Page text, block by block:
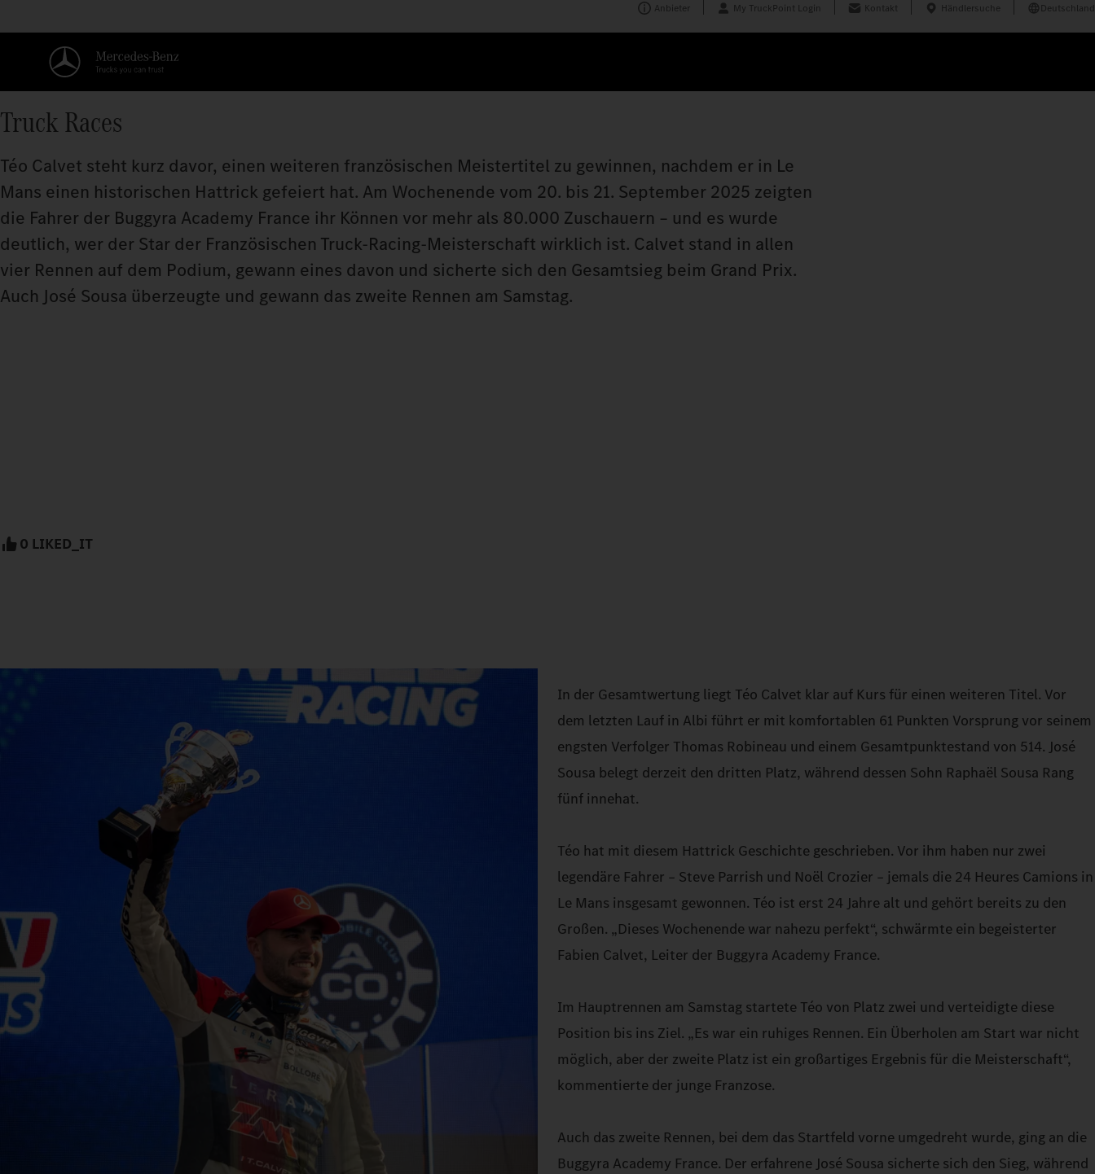
Anbieter My TruckPoint Login Kontakt Händlersuche Deutschland
Truck Races
Téo Calvet steht kurz davor, einen weiteren französischen Meistertitel zu gewinnen, nachdem er in Le
Mans einen historischen Hattrick gefeiert hat. Am Wochenende vom 20. bis 21. September 2025 zeigten
die Fahrer der Buggyra Academy France ihr Können vor mehr als 80.000 Zuschauern – und es wurde
deutlich, wer der Star der Französischen Truck-Racing-Meisterschaft wirklich ist. Calvet stand in allen
vier Rennen auf dem Podium, gewann eines davon und sicherte sich den Gesamtsieg beim Grand Prix.
Auch José Sousa überzeugte und gewann das zweite Rennen am Samstag.
0 LIKED_IT
In der Gesamtwertung liegt Téo Calvet klar auf Kurs für einen weiteren Titel. Vor
dem letzten Lauf in Albi führt er mit komfortablen 61 Punkten Vorsprung vor seinem
engsten Verfolger Thomas Robineau und einem Gesamtpunktestand von 514. José
Sousa belegt derzeit den dritten Platz, während dessen Sohn Raphaël Sousa Rang
fünf innehat.
Téo hat mit diesem Hattrick Geschichte geschrieben. Vor ihm haben nur zwei
legendäre Fahrer – Steve Parrish und Noël Crozier – jemals die 24 Heures Camions in
Le Mans insgesamt gewonnen. Téo ist erst 24 Jahre alt und gehört bereits zu den
Großen. „Dieses Wochenende war nahezu perfekt“, schwärmte ein begeisterter
Fabien Calvet, Leiter der Buggyra Academy France.
Im Hauptrennen am Samstag startete Téo von Platz zwei und verteidigte diese
Position bis ins Ziel. „Es war ein ruhiges Rennen. Ein Überholen am Start war nicht
möglich, aber der zweite Platz ist ein großartiges Ergebnis für die Meisterschaft“,
kommentierte der junge Franzose.
Auch das zweite Rennen, bei dem das Startfeld vorne umgedreht wurde, ging an die
Buggyra Academy France. Der erfahrene José Sousa sicherte sich den Sieg, während